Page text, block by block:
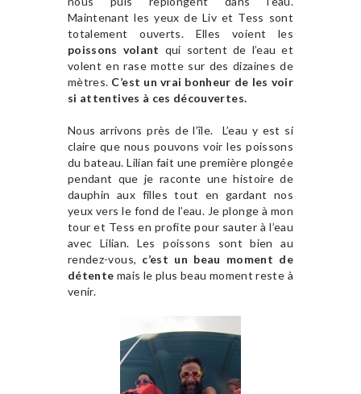
Maintenant les yeux de Liv et Tess sont
totalement ouverts. Elles voient les
poissons volant qui sortent de l’eau et
volent en rase motte sur des dizaines de
mètres. C’est un vrai bonheur de les voir
si attentives à ces découvertes.
Nous arrivons près de l’île. L’eau y est si
claire que nous pouvons voir les poissons
du bateau. Lilian fait une première plongée
pendant que je raconte une histoire de
dauphin aux filles tout en gardant nos
yeux vers le fond de l’eau. Je plonge à mon
tour et Tess en profite pour sauter à l’eau
avec Lilian. Les poissons sont bien au
rendez-vous, c’est un beau moment de
détente mais le plus beau moment reste à
venir.